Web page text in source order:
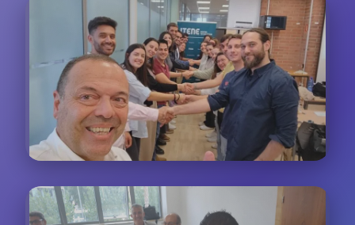
Formación Presencial
Sesiones interactivas donde los participantes
practican técnicas de atención al cliente en tiempo
real
Trabajo Colaborativo